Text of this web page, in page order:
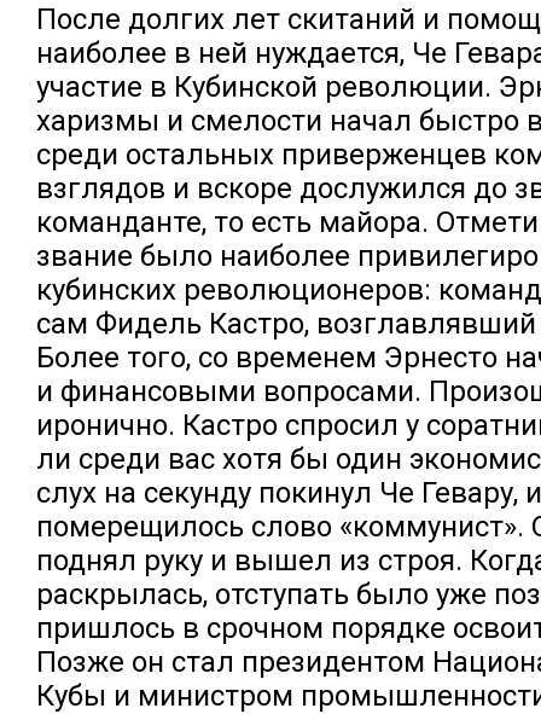
После долгих лет скитаний и
наиболее в ней нуждается, Че
участие в Кубинской революции.
харизмы и смелости начал быстро
среди остальных приверженцев
взглядов и вскоре дослужился до
команданте, то есть майора.
звание было наиболее
кубинских революционеров:
сам Фидель Кастро,
Более того, со временем Эрнесто
и финансовыми вопросами.
иронично. Кастро спросил у
ли среди вас хотя бы один
слух на секунду покинул Че Гевару,
померещилось слово «коммунист».
поднял руку и вышел из строя.
раскрылась, отступать было уже
пришлось в срочном порядке
Позже он стал президентом
Кубы и министром